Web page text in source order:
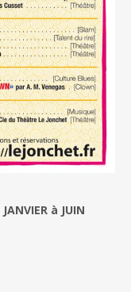
JANVIER à JUIN